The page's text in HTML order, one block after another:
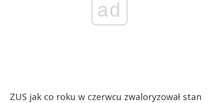
ad
ZUS jak co roku w czerwcu zwaloryzował stan